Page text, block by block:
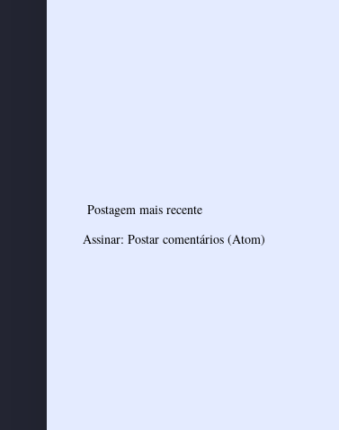
Postagem mais recente
Assinar: Postar comentários (Atom)